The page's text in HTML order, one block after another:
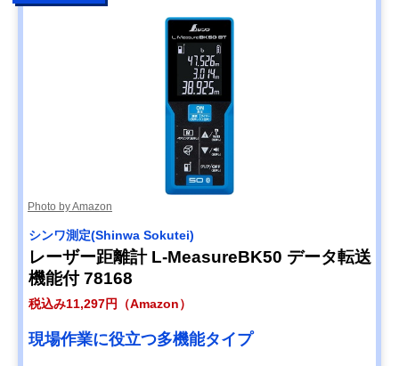
Photo by Amazon
シンワ測定(Shinwa Sokutei)
レーザー距離計 L-MeasureBK50 データ転送
機能付 78168
税込み11,297円（Amazon）
現場作業に役立つ多機能タイプ